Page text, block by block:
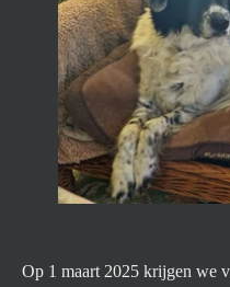
Op 1 maart 2025 krijgen we